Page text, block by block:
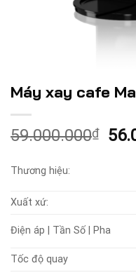
Máy xay cafe
59.000.000₫
Giá
Thương hiệu:
Xuất xứ:
Điện áp | Tần Số | Pha
Tốc độ quay